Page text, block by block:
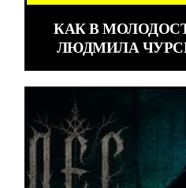
КАК В
ЛЮДМИЛА